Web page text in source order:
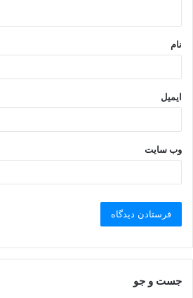
*
نام
ایمیل
وب‌ سایت
جست و جو